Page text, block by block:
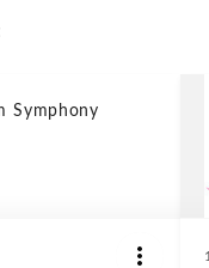
Symphony